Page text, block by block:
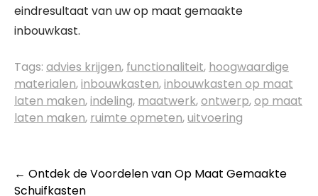
eindresultaat van uw op maat gemaakte
inbouwkast.
Tags: advies krijgen, functionaliteit, hoogwaardige
materialen,inbouwkasten,inbouwkasten op maat
laten maken,indeling, maatwerk,ontwerp,op maat
laten maken, ruimte opmeten,uitvoering
Berichtnavigatie
← Ontdek de Voordelen van Op Maat Gemaakte
Schuifkasten